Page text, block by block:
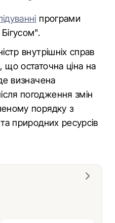
програми
внутрішніх справ
що остаточна ціна на
визначена
погодження змін
порядку з
та природних ресурсів